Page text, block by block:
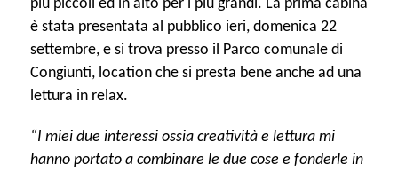
più piccoli ed in alto per i più grandi. La prima cabina
è stata presentata al pubblico ieri, domenica 22
settembre, e si trova presso il Parco comunale di
Congiunti, location che si presta bene anche ad una
lettura in relax.
“I miei due interessi ossia creatività e lettura mi
hanno portato a combinare le due cose e fonderle in